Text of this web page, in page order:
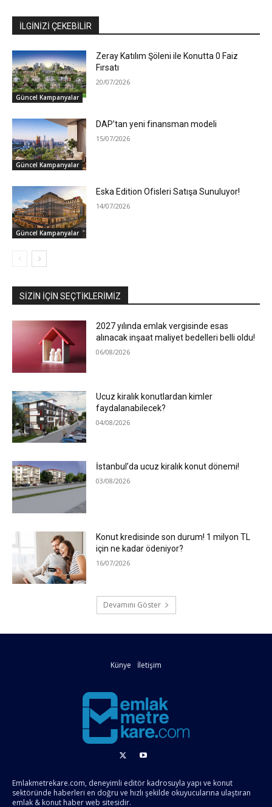
İLGİNİZİ ÇEKEBİLİR
Güncel Kampanyalar
Zeray Katılım Şöleni ile Konutta 0 Faiz
Fırsatı
20/07/2026
Güncel Kampanyalar
DAP’tan yeni finansman modeli
15/07/2026
Güncel Kampanyalar
Eska Edition Ofisleri Satışa Sunuluyor!
14/07/2026
SIZIN İÇIN SEÇTIKLERIMIZ
2027 yılında emlak vergisinde esas
alınacak inşaat maliyet bedelleri belli oldu!
06/08/2026
Ucuz kiralık konutlardan kimler
faydalanabilecek?
04/08/2026
İstanbul’da ucuz kiralık konut dönemi!
03/08/2026
Konut kredisinde son durum! 1 milyon TL
için ne kadar ödeniyor?
16/07/2026
Devamını Göster
Künye İletişim
Emlakmetrekare.com, deneyimli editör kadrosuyla yapı ve konut
sektöründe haberleri en doğru ve hızlı şekilde okuyucularına ulaştıran
emlak & konut haber web sitesidir.